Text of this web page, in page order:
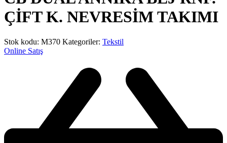
ÇİFT K. NEVRESİM TAKIMI
Stok kodu: M370 Kategoriler: Tekstil
Online Satış